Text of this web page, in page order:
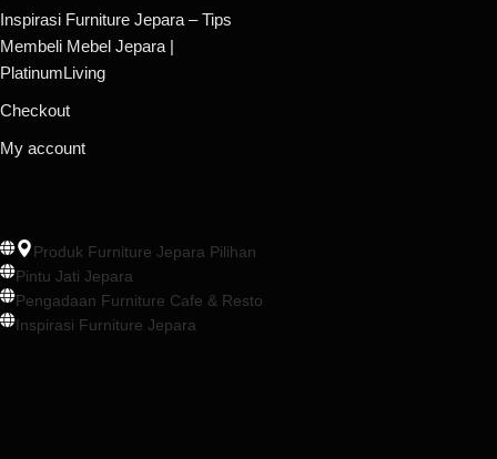
Inspirasi Furniture Jepara – Tips
Membeli Mebel Jepara |
PlatinumLiving
Checkout
My account
Produk Furniture Jepara Pilihan
Pintu Jati Jepara
Pengadaan Furniture Cafe & Resto
Inspirasi Furniture Jepara